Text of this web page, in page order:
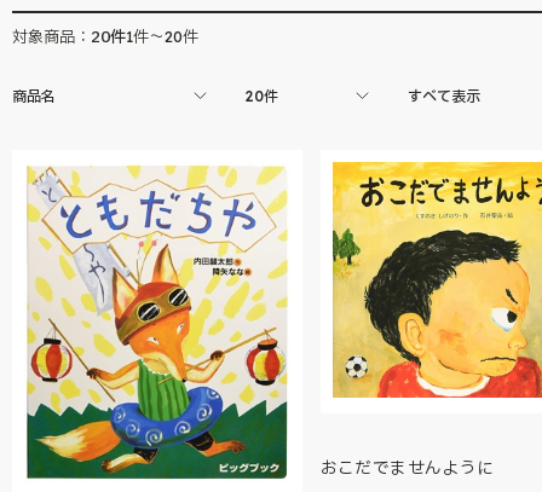
対象商品： 20件1件～20件
商品名 20件 すべて表示
おこだでませんように